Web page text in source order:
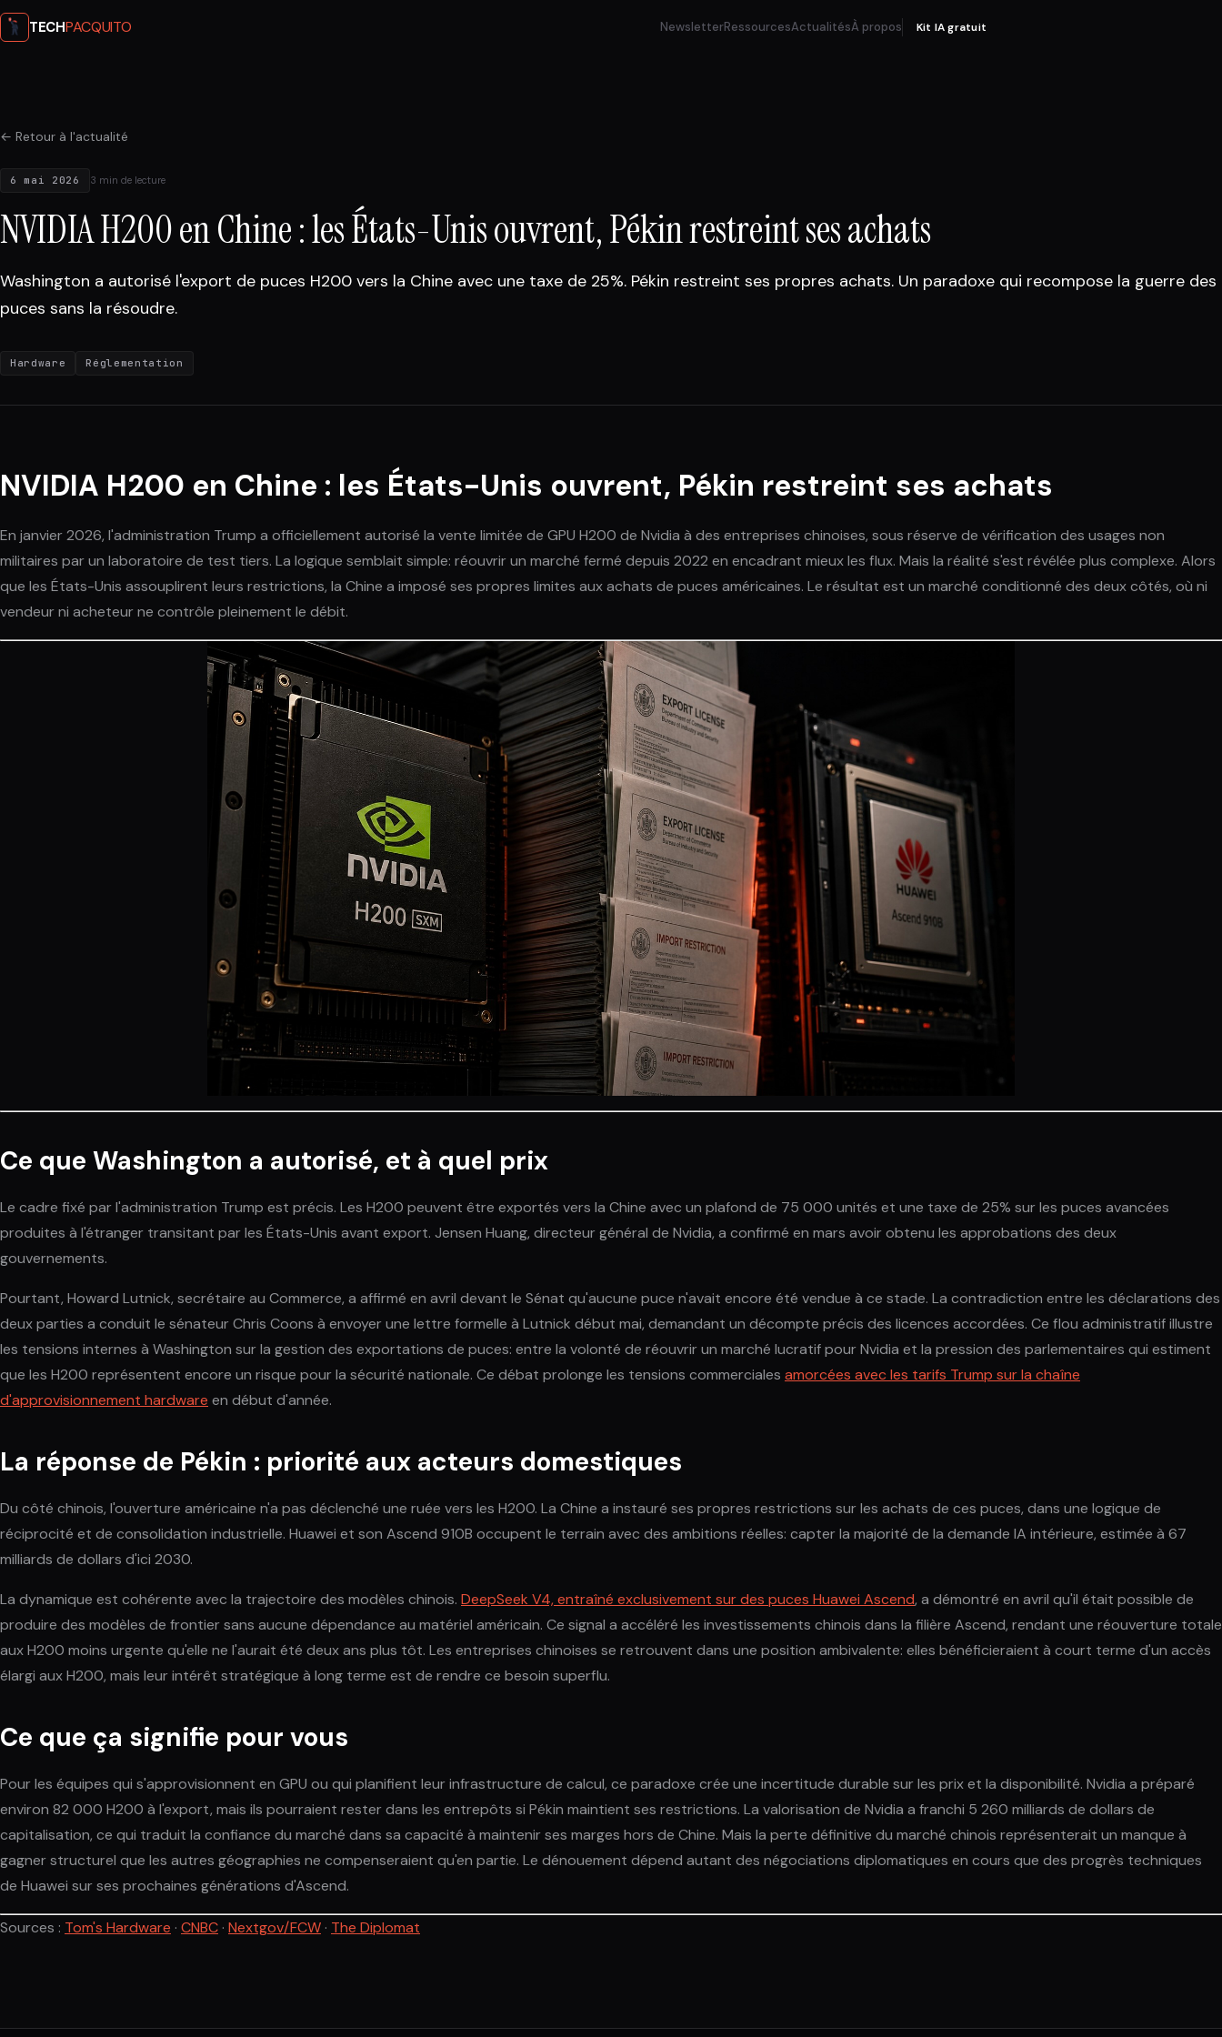
TECHPACQUITO NewsletterRessourcesActualitésÀ propos Kit IA gratuit
← Retour à l'actualité
6 mai 2026 3 min de lecture
NVIDIA H200 en Chine : les États-Unis ouvrent, Pékin restreint ses achats
Washington a autorisé l'export de puces H200 vers la Chine avec une taxe de 25%. Pékin restreint ses propres achats. Un paradoxe qui recompose la guerre des
puces sans la résoudre.
Hardware Réglementation
NVIDIA H200 en Chine : les États-Unis ouvrent, Pékin restreint ses achats
En janvier 2026, l'administration Trump a officiellement autorisé la vente limitée de GPU H200 de Nvidia à des entreprises chinoises, sous réserve de vérification des usages non
militaires par un laboratoire de test tiers. La logique semblait simple: réouvrir un marché fermé depuis 2022 en encadrant mieux les flux. Mais la réalité s'est révélée plus complexe. Alors
que les États-Unis assouplirent leurs restrictions, la Chine a imposé ses propres limites aux achats de puces américaines. Le résultat est un marché conditionné des deux côtés, où ni
vendeur ni acheteur ne contrôle pleinement le débit.
Ce que Washington a autorisé, et à quel prix
Le cadre fixé par l'administration Trump est précis. Les H200 peuvent être exportés vers la Chine avec un plafond de 75 000 unités et une taxe de 25% sur les puces avancées
produites à l'étranger transitant par les États-Unis avant export. Jensen Huang, directeur général de Nvidia, a confirmé en mars avoir obtenu les approbations des deux
gouvernements.
Pourtant, Howard Lutnick, secrétaire au Commerce, a affirmé en avril devant le Sénat qu'aucune puce n'avait encore été vendue à ce stade. La contradiction entre les déclarations des
deux parties a conduit le sénateur Chris Coons à envoyer une lettre formelle à Lutnick début mai, demandant un décompte précis des licences accordées. Ce flou administratif illustre
les tensions internes à Washington sur la gestion des exportations de puces: entre la volonté de réouvrir un marché lucratif pour Nvidia et la pression des parlementaires qui estiment
que les H200 représentent encore un risque pour la sécurité nationale. Ce débat prolonge les tensions commerciales amorcées avec les tarifs Trump sur la chaîne
d'approvisionnement hardware en début d'année.
La réponse de Pékin : priorité aux acteurs domestiques
Du côté chinois, l'ouverture américaine n'a pas déclenché une ruée vers les H200. La Chine a instauré ses propres restrictions sur les achats de ces puces, dans une logique de
réciprocité et de consolidation industrielle. Huawei et son Ascend 910B occupent le terrain avec des ambitions réelles: capter la majorité de la demande IA intérieure, estimée à 67
milliards de dollars d'ici 2030.
La dynamique est cohérente avec la trajectoire des modèles chinois. DeepSeek V4, entraîné exclusivement sur des puces Huawei Ascend, a démontré en avril qu'il était possible de
produire des modèles de frontier sans aucune dépendance au matériel américain. Ce signal a accéléré les investissements chinois dans la filière Ascend, rendant une réouverture totale
aux H200 moins urgente qu'elle ne l'aurait été deux ans plus tôt. Les entreprises chinoises se retrouvent dans une position ambivalente: elles bénéficieraient à court terme d'un accès
élargi aux H200, mais leur intérêt stratégique à long terme est de rendre ce besoin superflu.
Ce que ça signifie pour vous
Pour les équipes qui s'approvisionnent en GPU ou qui planifient leur infrastructure de calcul, ce paradoxe crée une incertitude durable sur les prix et la disponibilité. Nvidia a préparé
environ 82 000 H200 à l'export, mais ils pourraient rester dans les entrepôts si Pékin maintient ses restrictions. La valorisation de Nvidia a franchi 5 260 milliards de dollars de
capitalisation, ce qui traduit la confiance du marché dans sa capacité à maintenir ses marges hors de Chine. Mais la perte définitive du marché chinois représenterait un manque à
gagner structurel que les autres géographies ne compenseraient qu'en partie. Le dénouement dépend autant des négociations diplomatiques en cours que des progrès techniques
de Huawei sur ses prochaines générations d'Ascend.
Sources : Tom's Hardware · CNBC · Nextgov/FCW · The Diplomat